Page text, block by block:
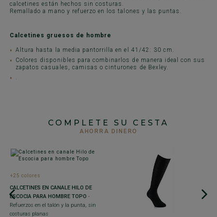
calcetines están hechos sin costuras.
Remallado a mano y refuerzo en los talones y las puntas.
Calcetines gruesos de hombre
Altura hasta la media pantorrilla en el 41/42: 30 cm.
Colores disponibles para combinarlos de manera ideal con sus
zapatos casuales, camisas o cinturones de Bexley.
.
COMPLETE SU CESTA
AHORRA DINERO
+25 colores
CALCETINES EN CANALE HILO DE
ESCOCIA PARA HOMBRE TOPO -
Refuerzos en el talón y la punta, sin
costuras planas